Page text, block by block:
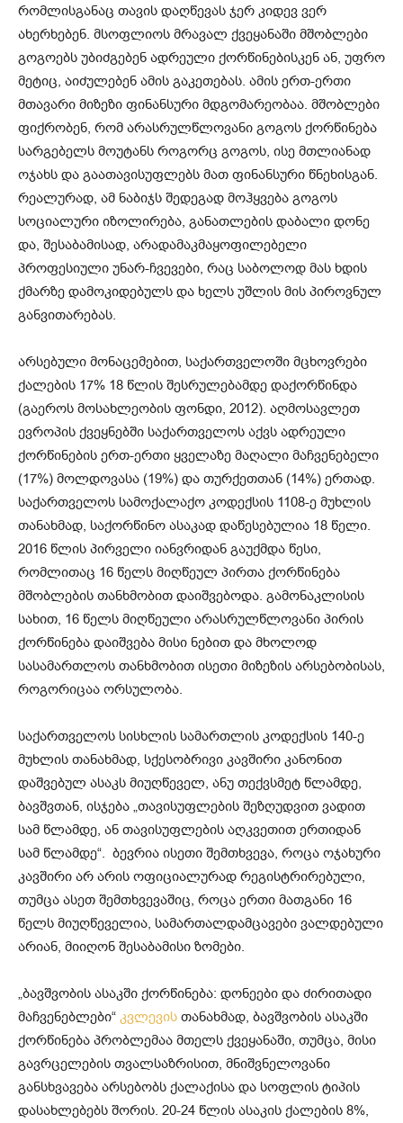
რომლისგანაც თავის დაღწევას ჯერ კიდევ ვერ
ახერხებენ. მსოფლიოს მრავალ ქვეყანაში მშობლები
გოგოებს უბიძგებენ ადრეული ქორწინებისკენ ან, უფრო
მეტიც, აიძულებენ ამის გაკეთებას. ამის ერთ-ერთი
მთავარი მიზეზი ფინანსური მდგომარეობაა. მშობლები
ფიქრობენ, რომ არასრულწლოვანი გოგოს ქორწინება
სარგებელს მოუტანს როგორც გოგოს, ისე მთლიანად
ოჯახს და გაათავისუფლებს მათ ფინანსური წნეხისგან.
რეალურად, ამ ნაბიჯს შედეგად მოჰყვება გოგოს
სოციალური იზოლირება, განათლების დაბალი დონე
და, შესაბამისად, არადამაკმაყოფილებელი
პროფესიული უნარ-ჩვევები, რაც საბოლოდ მას ხდის
ქმარზე დამოკიდებულს და ხელს უშლის მის პიროვნულ
განვითარებას.
არსებული მონაცემებით, საქართველოში მცხოვრები
ქალების 17% 18 წლის შესრულებამდე დაქორწინდა
(გაეროს მოსახლეობის ფონდი, 2012). აღმოსავლეთ
ევროპის ქვეყნებში საქართველოს აქვს ადრეული
ქორწინების ერთ-ერთი ყველაზე მაღალი მაჩვენებელი
(17%) მოლდოვასა (19%) და თურქეთთან (14%) ერთად.
საქართველოს სამოქალაქო კოდექსის 1108-ე მუხლის
თანახმად, საქორწინო ასაკად დაწესებულია 18 წელი.
2016 წლის პირველი იანვრიდან გაუქმდა წესი,
რომლითაც 16 წელს მიღწეულ პირთა ქორწინება
მშობლების თანხმობით დაიშვებოდა. გამონაკლისის
სახით, 16 წელს მიღწეული არასრულწლოვანი პირის
ქორწინება დაიშვება მისი ნებით და მხოლოდ
სასამართლოს თანხმობით ისეთი მიზეზის არსებობისას,
როგორიცაა ორსულობა.
საქართველოს სისხლის სამართლის კოდექსის 140-ე
მუხლის თანახმად, სქესობრივი კავშირი კანონით
დაშვებულ ასაკს მიუღწეველ, ანუ თექვსმეტ წლამდე,
ბავშვთან, ისჯება „თავისუფლების შეზღუდვით ვადით
სამ წლამდე, ან თავისუფლების აღკვეთით ერთიდან
სამ წლამდე“. ბევრია ისეთი შემთხვევა, როცა ოჯახური
კავშირი არ არის ოფიციალურად რეგისტრირებული,
თუმცა ასეთ შემთხვევაშიც, როცა ერთი მათგანი 16
წელს მიუღწეველია, სამართალდამცავები ვალდებული
არიან, მიიღონ შესაბამისი ზომები.
„ბავშვობის ასაკში ქორწინება: დონეები და ძირითადი
მაჩვენებლები“ კვლევის თანახმად, ბავშვობის ასაკში
ქორწინება პრობლემაა მთელს ქვეყანაში, თუმცა, მისი
გავრცელების თვალსაზრისით, მნიშვნელოვანი
განსხვავება არსებობს ქალაქისა და სოფლის ტიპის
დასახლებებს შორის. 20-24 წლის ასაკის ქალების 8%,